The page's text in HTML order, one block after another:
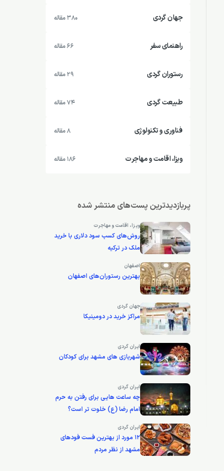
جهان گردی 380 مقاله
راهنمای سفر 66 مقاله
رستوران گردی 29 مقاله
طبیعت گردی 74 مقاله
فناوری و تکنولوژی 8 مقاله
ویزا، اقامت و مهاجرت 186 مقاله
پربازدیدترین پست‌های منتشر شده
ویزا، اقامت و مهاجرت
روش‌های کسب سود دلاری با خرید
ملک در ترکیه
اصفهان
بهترین رستوران‌های اصفهان
جهان گردی
مراکز خرید در دومینیکا
ایران گردی
شهربازی های مشهد برای کودکان
ایران گردی
چه ساعت هایی برای رفتن به حرم
امام رضا (ع) خلوت تر است؟
ایران گردی
12 مورد از بهترین فست فودهای
مشهد از نظر مردم